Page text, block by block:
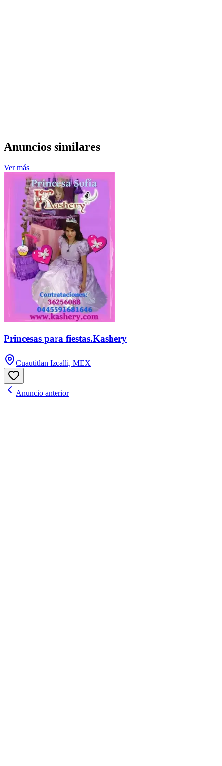
Anuncios similares
Ver más
Princesas para fiestas.Kashery
Cuautitlan Izcalli, MEX
Anuncio anterior